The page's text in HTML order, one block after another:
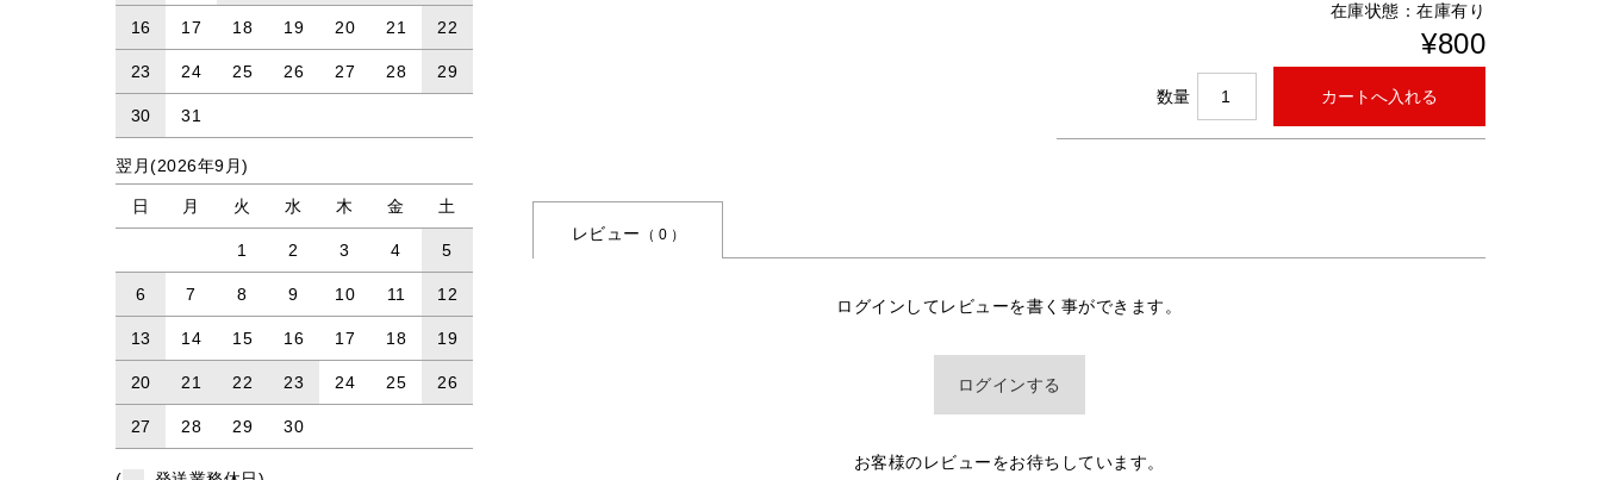
在庫状態： 在庫有り
¥800
数量
レビュー （ 0 ）
ログインしてレビューを書く事ができます。
ログインする
お客様のレビューをお待ちしています。
16 17 18 19 20 21 22
23 24 25 26 27 28 29
30 31
翌月(2026年9月)
日 月 火 水 木 金 土
1 2 3 4 5
6 7 8 9 10 11 12
13 14 15 16 17 18 19
20 21 22 23 24 25 26
27 28 29 30